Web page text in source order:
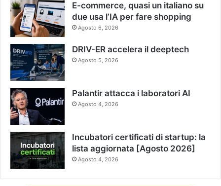
E-commerce, quasi un italiano su
due usa l’IA per fare shopping
Agosto 6, 2026
DRIV-ER accelera il deeptech
Agosto 5, 2026
Palantir attacca i laboratori AI
Agosto 4, 2026
Incubatori certificati di startup: la
lista aggiornata [Agosto 2026]
Agosto 4, 2026